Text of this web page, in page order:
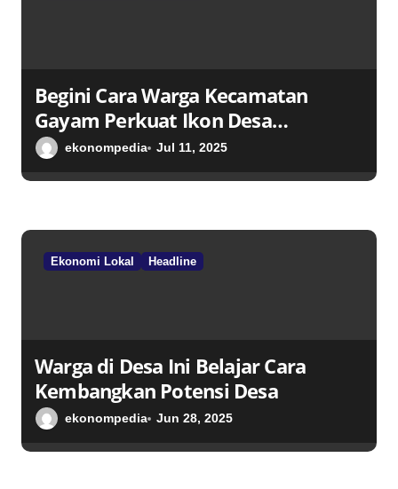
Begini Cara Warga Kecamatan
Gayam Perkuat Ikon Desa
Penggerak Ekonomi Lokal Melalui
ekonompedia Jul 11, 2025
Ekonomi Lokal Headline
Warga di Desa Ini Belajar Cara
Kembangkan Potensi Desa
ekonompedia Jun 28, 2025